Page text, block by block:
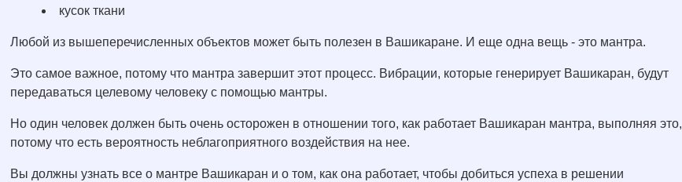
кусок ткани
Любой из вышеперечисленных объектов может быть полезен в Вашикаране. И еще одна вещь - это мантра.
Это самое важное, потому что мантра завершит этот процесс. Вибрации, которые генерирует Вашикаран, будут
передаваться целевому человеку с помощью мантры.
Но один человек должен быть очень осторожен в отношении того, как работает Вашикаран мантра, выполняя это,
потому что есть вероятность неблагоприятного воздействия на нее.
Вы должны узнать все о мантре Вашикаран и о том, как она работает, чтобы добиться успеха в решении